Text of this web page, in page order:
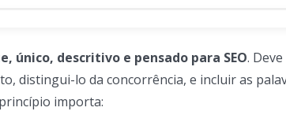
único, descritivo e pensado para SEO.
distingui-lo da concorrência, e incluir as
importa: